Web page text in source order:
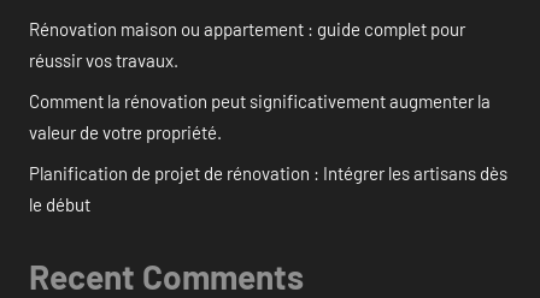
Rénovation maison ou appartement : guide complet pour
réussir vos travaux.
Comment la rénovation peut significativement augmenter la
valeur de votre propriété.
Planification de projet de rénovation : Intégrer les artisans dès
le début
Recent Comments